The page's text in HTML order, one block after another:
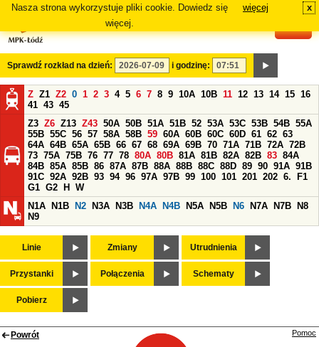
Nasza strona wykorzystuje pliki cookie. Dowiedz się
więcej.
więcej x
Sprawdź rozkład na dzień: i godzinę:
Z Z1 Z2 0 1 2 3 4 5 6 7 8 9 10A 10B 11 12 13 14 15 16
41 43 45
Z3 Z6 Z13 Z43 50A 50B 51A 51B 52 53A 53C 53B 54B 55A
55B 55C 56 57 58A 58B 59 60A 60B 60C 60D 61 62 63
64A 64B 65A 65B 66 67 68 69A 69B 70 71A 71B 72A 72B
73 75A 75B 76 77 78 80A 80B 81A 81B 82A 82B 83 84A
84B 85A 85B 86 87A 87B 88A 88B 88C 88D 89 90 91A 91B
91C 92A 92B 93 94 96 97A 97B 99 100 101 201 202 6.
F1
G1 G2 H
W
N1A
N1B N2 N3A N3B N4A N4B N5A N5B N6 N7A N7B
N8
N9
Linie Zmiany Utrudnienia
Przystanki Połączenia Schematy
Pobierz
Powrót Pomoc